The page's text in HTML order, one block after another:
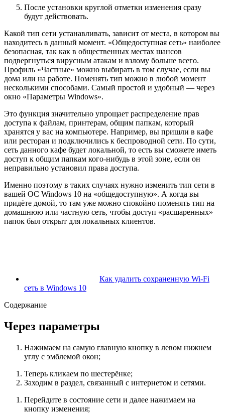
После установки круглой отметки изменения сразу
будут действовать.
Какой тип сети устанавливать, зависит от места, в котором вы
находитесь в данный момент. «Общедоступная сеть» наиболее
безопасная, так как в общественных местах шансов
подвергнуться вирусным атакам и взлому больше всего.
Профиль «Частные» можно выбирать в том случае, если вы
дома или на работе. Поменять тип можно в любой момент
несколькими способами. Самый простой и удобный — через
окно «Параметры Windows».
Это функция значительно упрощает распределение прав
доступа к файлам, принтерам, общим папкам, который
хранятся у вас на компьютере. Например, вы пришли в кафе
или ресторан и подключились к беспроводной сети. По сути,
сеть данного кафе будет локальной, то есть вы сможете иметь
доступ к общим папкам кого-нибудь в этой зоне, если он
неправильно установил права доступа.
Именно поэтому в таких случаях нужно изменить тип сети в
вашей ОС Windows 10 на «общедоступную». А когда вы
придёте домой, то там уже можно спокойно поменять тип на
домашнюю или частную сеть, чтобы доступ «расшаренных»
папок был открыт для локальных клиентов.
Как удалить сохраненную Wi-Fi
сеть в Windows 10
Содержание
Через параметры
Нажимаем на самую главную кнопку в левом нижнем
углу с эмблемой окон;
Теперь кликаем по шестерёнке;
Заходим в раздел, связанный с интернетом и сетями.
Перейдите в состояние сети и далее нажимаем на
кнопку изменения;